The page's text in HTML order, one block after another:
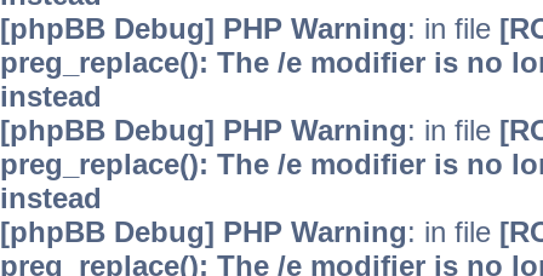
[phpBB Debug] PHP Warning: in file
preg_replace(): The /e modifier is no
instead
[phpBB Debug] PHP Warning: in file
preg_replace(): The /e modifier is no
instead
[phpBB Debug] PHP Warning: in file
preg_replace(): The /e modifier is no